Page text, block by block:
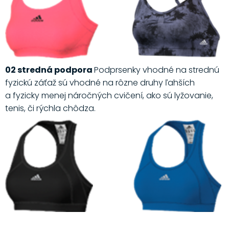
02 stredná podporaPodprsenky vhodné na strednú
fyzickú záťaž sú vhodné na rôzne druhy ľahších
a fyzicky menej náročných cvičení, ako sú lyžovanie,
tenis, či rýchla chôdza.